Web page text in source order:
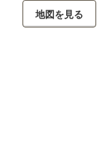
地図を見る